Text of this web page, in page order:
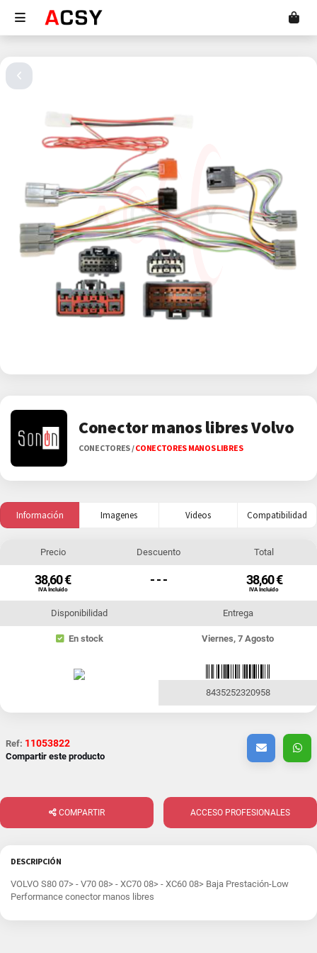
Conector manos libres Volvo
CONECTORES/CONECTORES MANOS LIBRES
Información Imagenes Videos Compatibilidad
Precio
38,60 €
IVA Incluido
Descuento
- - -
Total
38,60 €
IVA Incluido
Disponibilidad
En stock
Entrega
Viernes, 7 Agosto
8435252320958
Ref: 11053822
Compartir este producto
COMPARTIR ACCESO PROFESIONALES
DESCRIPCIÓN
VOLVO S80 07> - V70 08> - XC70 08> - XC60 08> Baja Prestación-Low
Performance conector manos libres